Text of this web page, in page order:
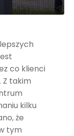
co klienci
Z takim
kilku
że
tym